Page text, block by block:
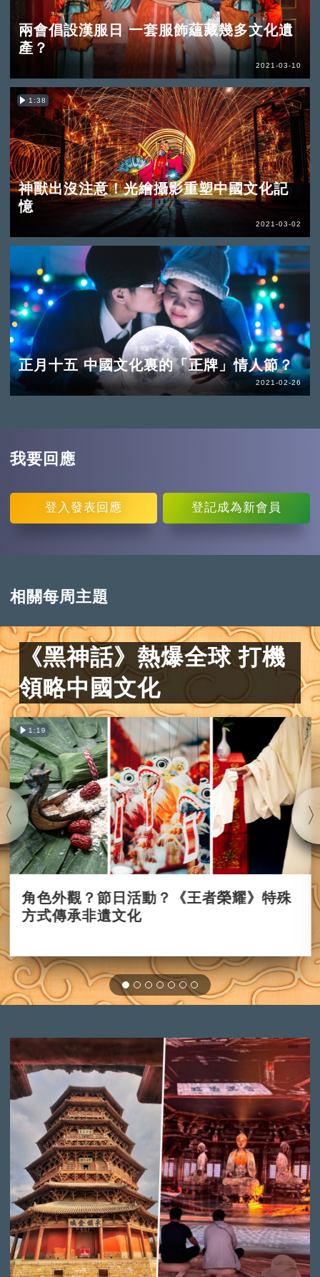
兩會倡設漢服日 一套服飾蘊藏幾多文化遺
產？
2021-03-10
1:38
神獸出沒注意！光繪攝影重塑中國文化記
憶
2021-03-02
正月十五 中國文化裏的「正牌」情人節？
2021-02-26
我要回應
登入 發表回應 登記成為新會員
相關每周主題
《黑神話》熱爆全球 打機
領略中國文化
1:19
角色外觀？節日活動？《王者榮耀》特殊
方式傳承非遺文化